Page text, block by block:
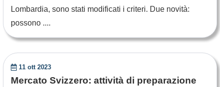
Lombardia, sono stati modificati i criteri. Due novità:
possono ....
11 ott 2023
Mercato Svizzero: attività di preparazione